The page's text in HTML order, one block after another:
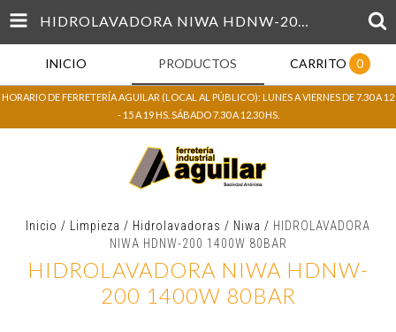
HIDROLAVADORA NIWA HDNW-200 1400W 80BAR
INICIO PRODUCTOS CARRITO 0
HORARIO DE FERRETERÍA AGUILAR (LOCAL AL PÚBLICO): LUNES A VIERNES DE 7.30 A 12
- 15 A 19 HS. SÁBADO 7.30 A 12.30 HS.
Inicio / Limpieza / Hidrolavadoras / Niwa / HIDROLAVADORA
NIWA HDNW-200 1400W 80BAR
HIDROLAVADORA NIWA HDNW-
200 1400W 80BAR